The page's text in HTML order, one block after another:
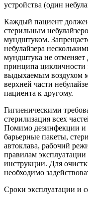
устройства (один
Каждый пациент
стерильным
мундштуком.
небулайзера
мундштука не
принципа цикличности
выдыхаемым воздухом
верхней части
пациента к другому.
Гигиеническими
стерилизация всех
Помимо дезинфекции и
барьерные пакеты,
автоклава, рабочий
правилам
инструкции. Для
необходимо
Сроки эксплуатации и